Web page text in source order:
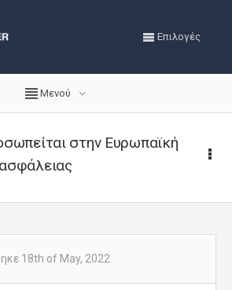
Επιλογές
Μενού
στην Ευρωπαϊκή
18th of May, 2022